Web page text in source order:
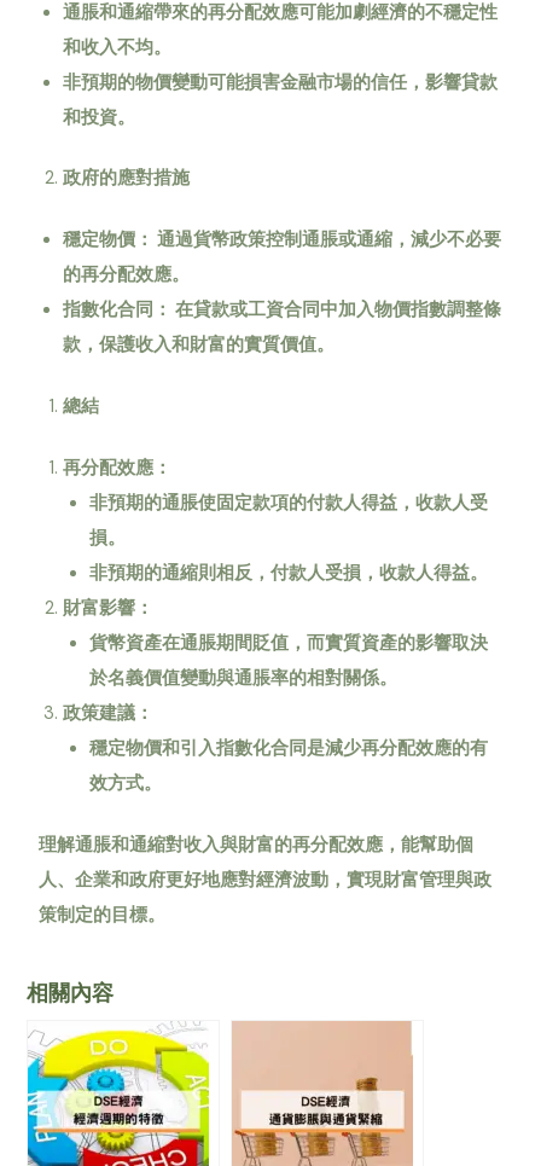
通脹和通縮帶來的再分配效應可能加劇經濟的不穩定性
和收入不均。
非預期的物價變動可能損害金融市場的信任，影響貸款
和投資。
政府的應對措施
穩定物價：通過貨幣政策控制通脹或通縮，減少不必要
的再分配效應。
指數化合同：在貸款或工資合同中加入物價指數調整條
款，保護收入和財富的實質價值。
總結
再分配效應：
非預期的通脹使固定款項的付款人得益，收款人受
損。
非預期的通縮則相反，付款人受損，收款人得益。
財富影響：
貨幣資產在通脹期間貶值，而實質資產的影響取決
於名義價值變動與通脹率的相對關係。
政策建議：
穩定物價和引入指數化合同是減少再分配效應的有
效方式。
理解通脹和通縮對收入與財富的再分配效應，能幫助個
人、企業和政府更好地應對經濟波動，實現財富管理與政
策制定的目標。
相關內容